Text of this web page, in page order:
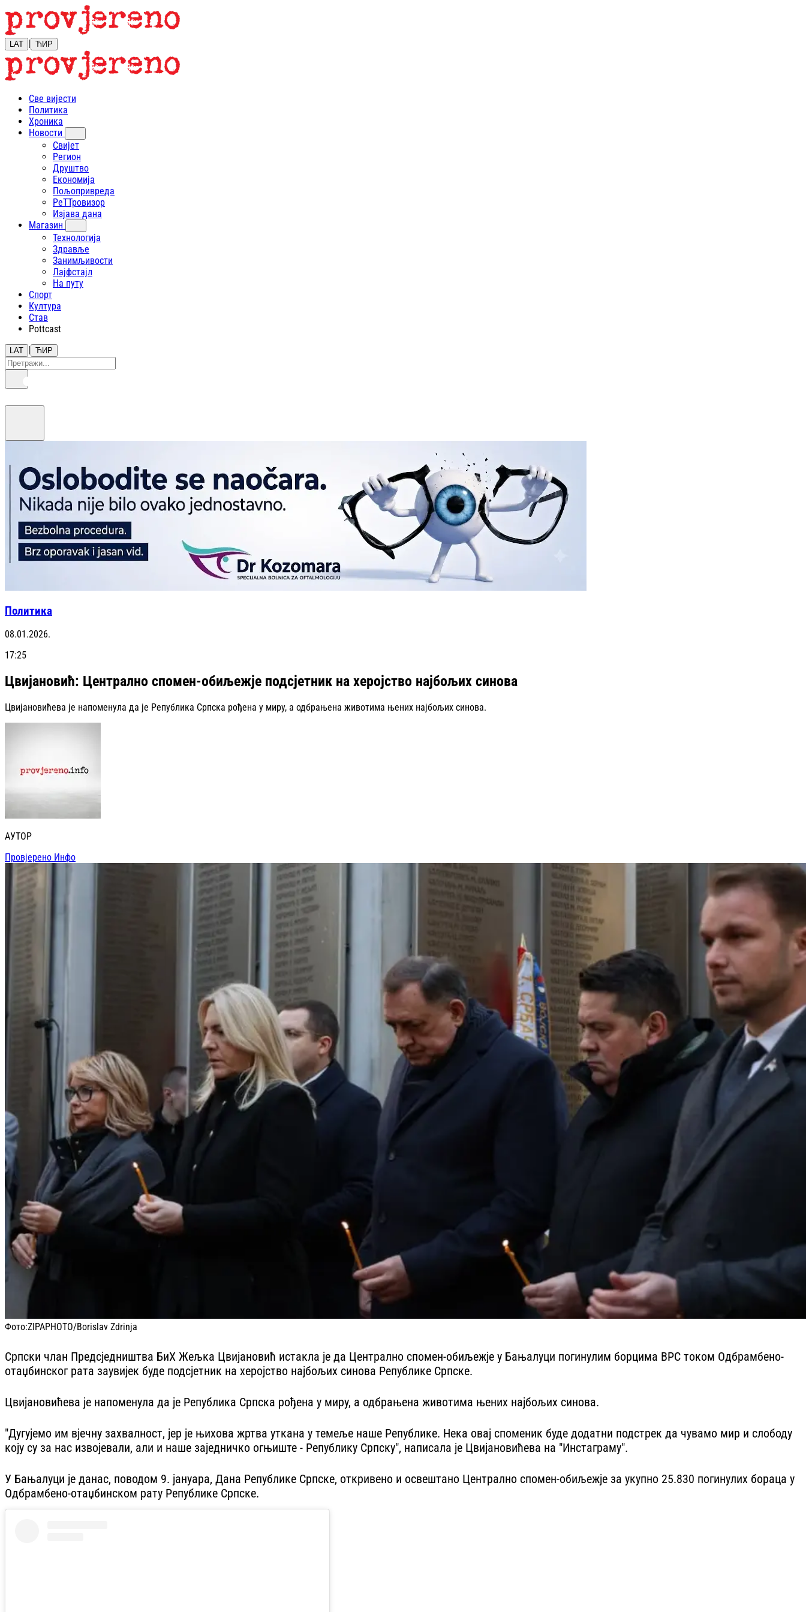
LAT | ЋИР
Све вијести
Политика
Хроника
Новости
Свијет
Регион
Друштво
Економија
Пољопривреда
РеТТровизор
Изјава дана
Магазин
Технологија
Здравље
Занимљивости
Лајфстajл
На путу
Спорт
Култура
Став
Pottcast
LAT | ЋИР
Политика
08.01.2026.
17:25
Цвијановић: Централно спомен-обиљежје подсјетник на херојство најбољих синова
Цвијановићева је напоменула да је Република Српска рођена у миру, а одбрањена животима њених најбољих синова.
АУТОР
Провјерено Инфо
Фото:ZIPAPHOTO/Borislav Zdrinja
Српски члан Предсједништва БиХ Жељка Цвијановић истакла је да Централно спомен-обиљежје у Бањалуци погинулим борцима ВРС током Одбрамбено-
отаџбинског рата заувијек буде подсјетник на херојство најбољих синова Републике Српске.
Цвијановићева је напоменула да је Република Српска рођена у миру, а одбрањена животима њених најбољих синова.
"Дугујемо им вјечну захвалност, јер је њихова жртва уткана у темеље наше Републике. Нека овај споменик буде додатни подстрек да чувамо мир и слободу
коју су за нас извојевали, али и наше заједничко огњиште - Републику Српску", написала је Цвијановићева на "Инстаграму".
У Бањалуци је данас, поводом 9. јануара, Дана Републике Српске, откривено и освештано Централно спомен-обиљежје за укупно 25.830 погинулих бораца у
Одбрамбено-отаџбинском рату Републике Српске.